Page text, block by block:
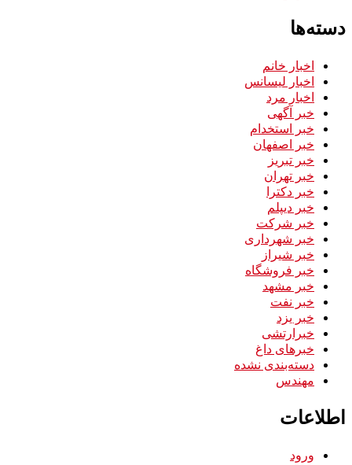
دسته‌ها
اخبار خانم
اخبار لیسانس
اخبار مرد
خبر آگهی
خبر استخدام
خبر اصفهان
خبر تبریز
خبر تهران
خبر دکترا
خبر دیپلم
خبر شرکت
خبر شهرداری
خبر شیراز
خبر فروشگاه
خبر مشهد
خبر نفت
خبر یزد
خبرارتشی
خبرهای داغ
دسته‌بندی نشده
مهندس
اطلاعات
ورود